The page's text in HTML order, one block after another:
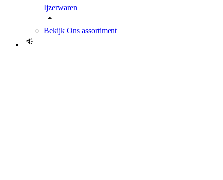
Ijzerwaren
Bekijk Ons assortiment